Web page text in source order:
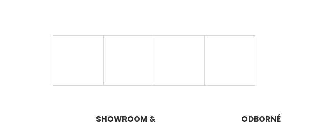
SHOWROOM &
ODBORNÉ